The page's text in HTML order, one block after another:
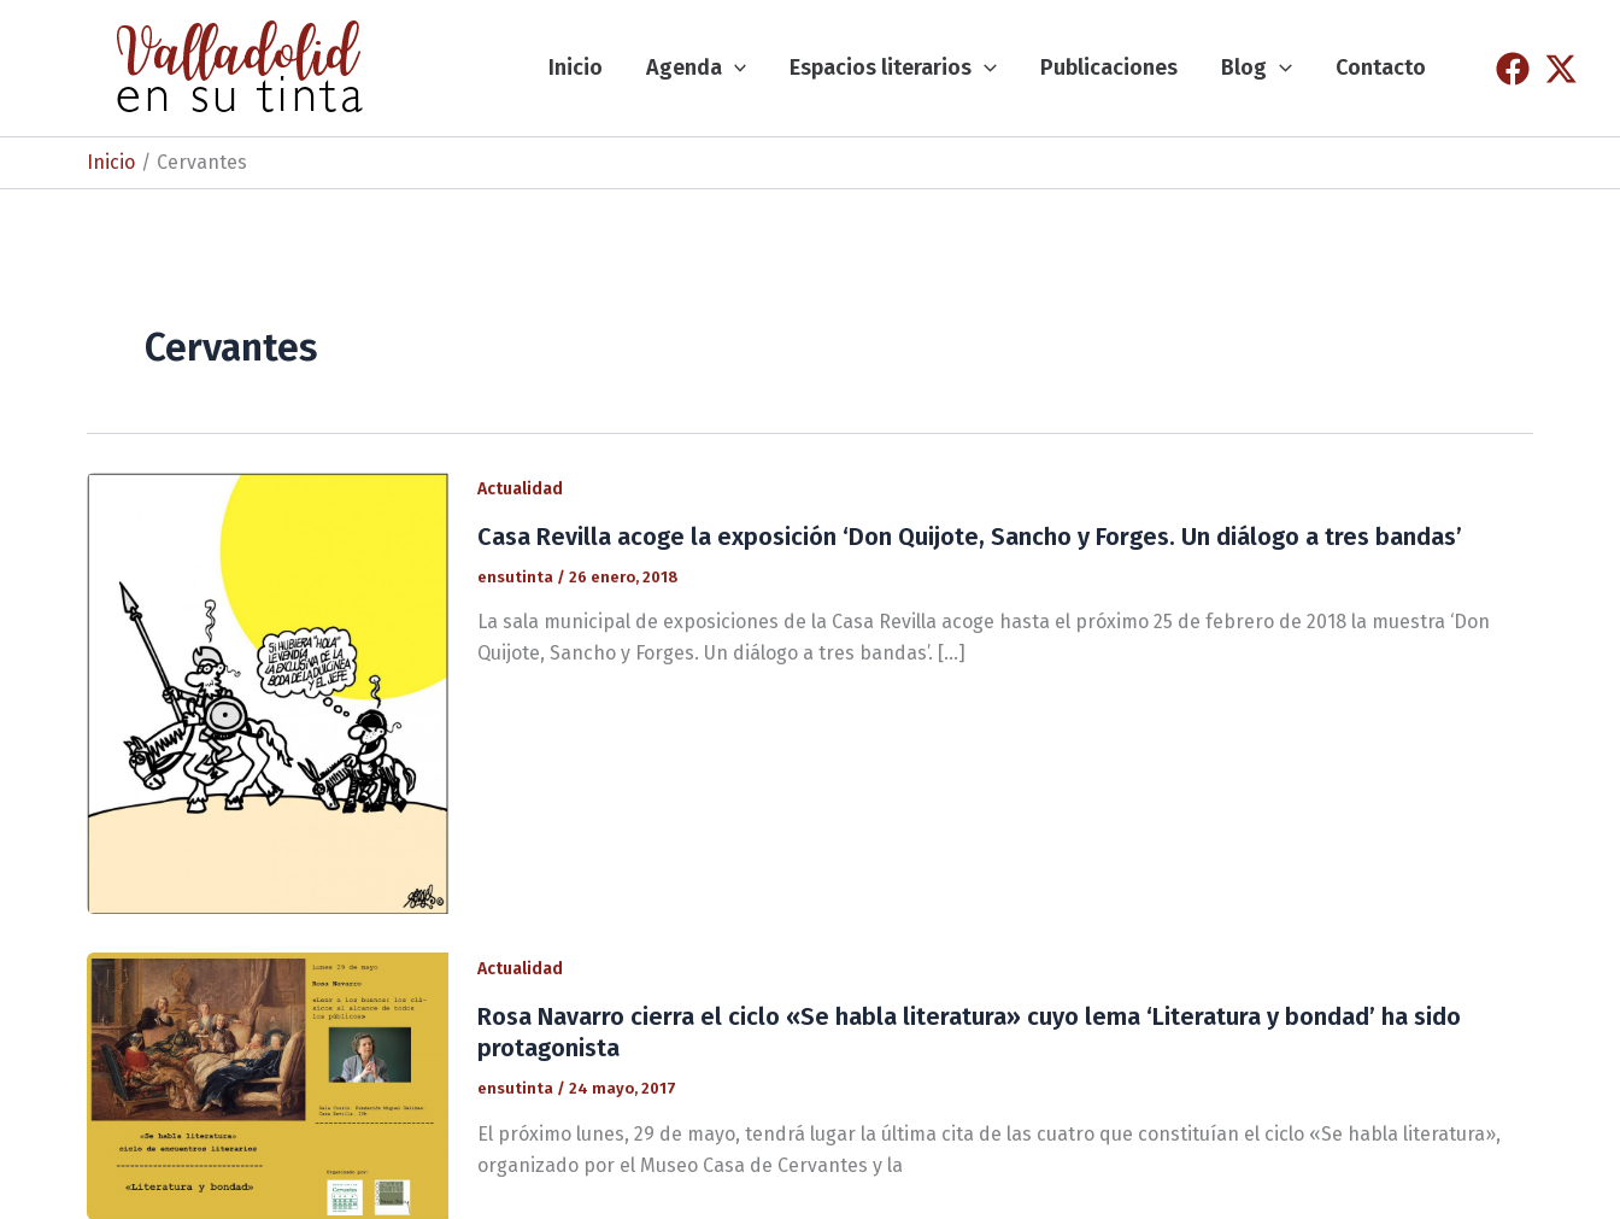
Inicio Agenda Espacios literarios Publicaciones Blog Contacto
Inicio Cervantes
Cervantes
Actualidad
Casa Revilla acoge la exposición ‘Don Quijote, Sancho y Forges. Un diálogo a tres bandas’
ensutinta / 26 enero, 2018
La sala municipal de exposiciones de la Casa Revilla acoge hasta el próximo 25 de febrero de 2018 la muestra ‘Don
Quijote, Sancho y Forges. Un diálogo a tres bandas’. […]
Actualidad
Rosa Navarro cierra el ciclo «Se habla literatura» cuyo lema ‘Literatura y bondad’ ha sido
protagonista
ensutinta / 24 mayo, 2017
El próximo lunes, 29 de mayo, tendrá lugar la última cita de las cuatro que constituían el ciclo «Se habla literatura»,
organizado por el Museo Casa de Cervantes y la